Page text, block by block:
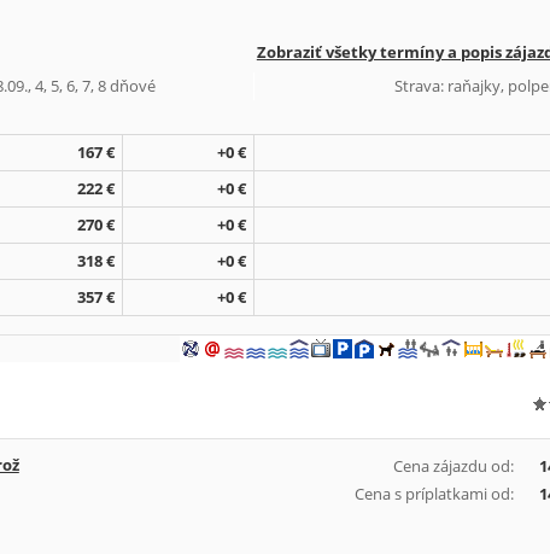
Zobraziť všetky termíny a popis
4, 5, 6, 7, 8 dňové Strava: raňajky,
167 €
+0 €
222 €
+0 €
270 €
+0 €
318 €
+0 €
357 € +0 €
Cena zájazdu od:
Cena s príplatkami od: